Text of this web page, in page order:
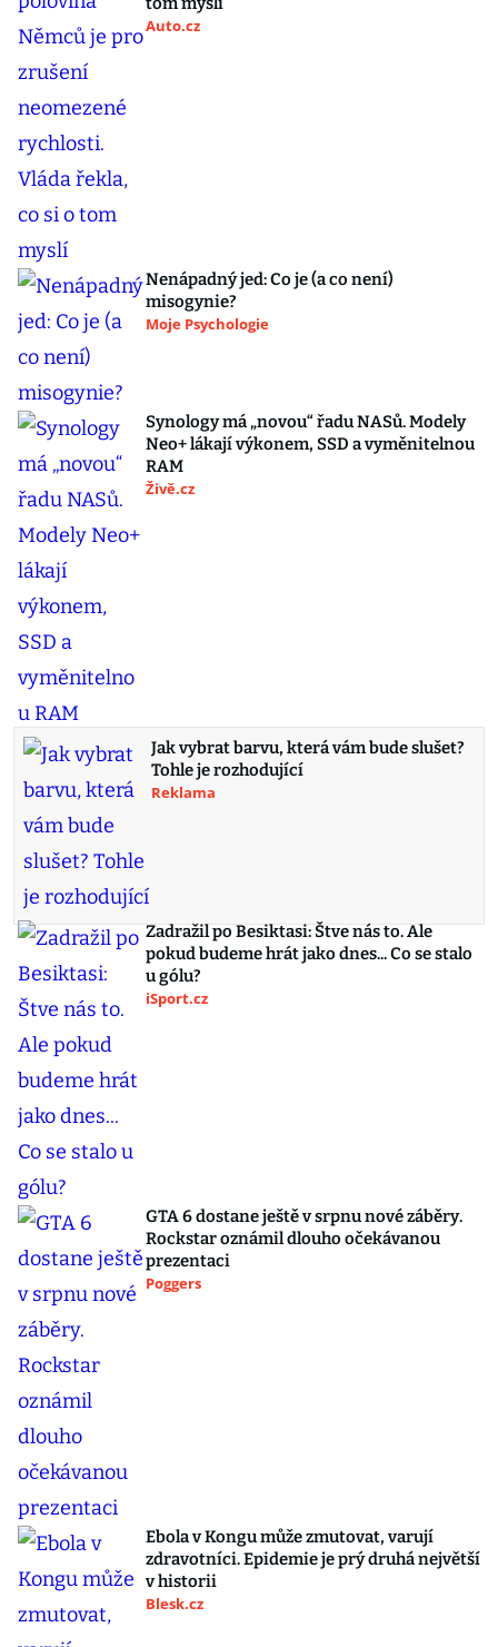
Auto.cz
Nenápadný jed: Co je (a co není)
misogynie?
Moje Psychologie
Synology má „novou“ řadu NASů. Modely
Neo+ lákají výkonem, SSD a vyměnitelnou
RAM
Živě.cz
Jak vybrat barvu, která vám bude slušet?
Tohle je rozhodující
Reklama
Zadražil po Besiktasi: Štve nás to. Ale
pokud budeme hrát jako dnes... Co se stalo
u gólu?
iSport.cz
GTA 6 dostane ještě v srpnu nové záběry.
Rockstar oznámil dlouho očekávanou
prezentaci
Poggers
Ebola v Kongu může zmutovat, varují
zdravotníci. Epidemie je prý druhá největší
v historii
Blesk.cz